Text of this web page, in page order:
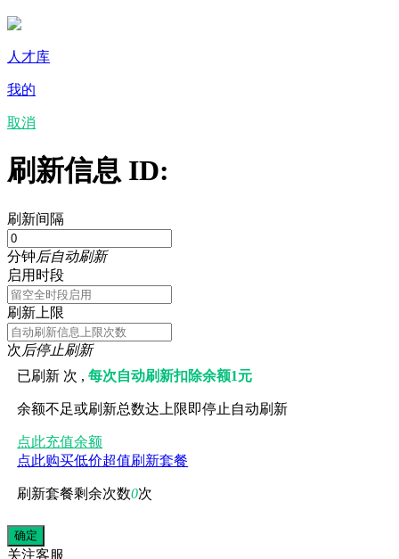
人才库
我的
取消
刷新信息 ID:
刷新间隔
分钟后自动刷新
启用时段
刷新上限
次后停止刷新
已刷新 次 ,每次自动刷新扣除余额1元
余额不足或刷新总数达上限即停止自动刷新
点此充值余额
点此购买低价超值刷新套餐
刷新套餐剩余次数0次
关注客服